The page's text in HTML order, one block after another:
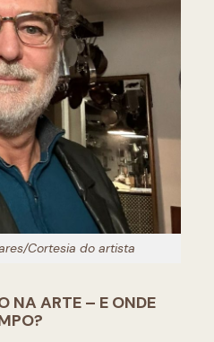
Cortesia do artista
NA ARTE – E ONDE